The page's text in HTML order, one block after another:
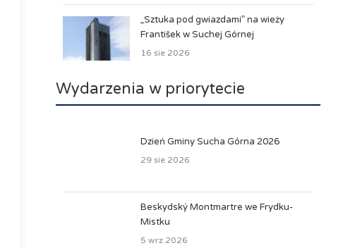
„Sztuka pod gwiazdami” na wieży
František w Suchej Górnej
16 sie 2026
Wydarzenia w priorytecie
Dzień Gminy Sucha Górna 2026
29 sie 2026
Beskydský Montmartre we Frydku-
Mistku
5 wrz 2026